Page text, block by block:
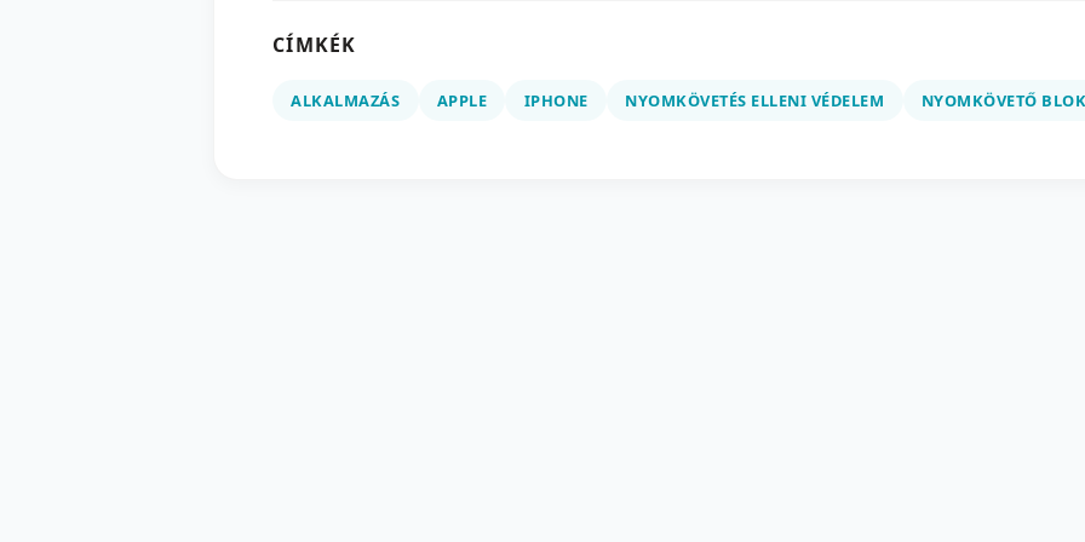
CÍMKÉK
ALKALMAZÁS APPLE IPHONE NYOMKÖVETÉS ELLENI VÉDELEM NYOMKÖVETŐ